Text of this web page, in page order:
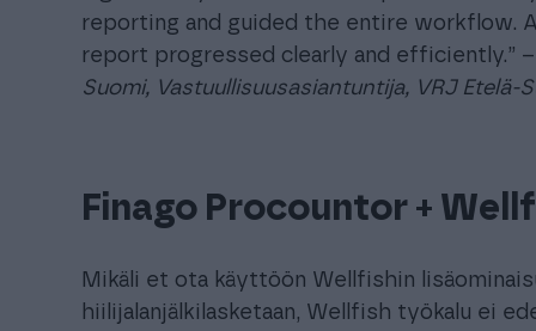
reporting and guided the entire workflow.
report progressed clearly and efficiently.” –
Suomi, Vastuullisuusasiantuntija, VRJ Etelä-
Finago Procountor +
Mikäli et ota käyttöön Wellfishin
hiilijalanjälkilasketaan, Wellfish työkalu ei